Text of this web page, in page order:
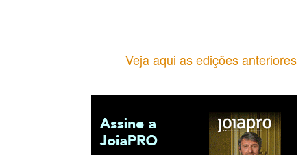
Veja aqui as edições anteriores